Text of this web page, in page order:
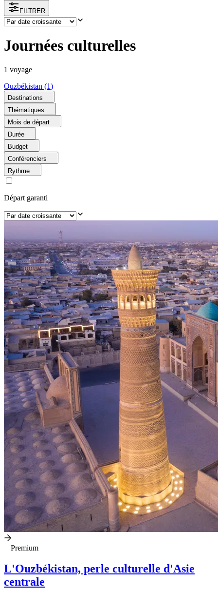
FILTRER
Journées culturelles
1 voyage
Ouzbékistan (1)
Destinations
Thématiques
Mois de départ
Durée
Budget
Conférenciers
Rythme
Départ garanti
Premium
L'Ouzbékistan, perle culturelle d'Asie
centrale